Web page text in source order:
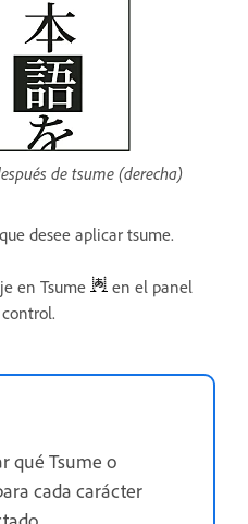
de tsume (derecha)
desee aplicar tsume.
en Tsume
en el panel
qué Tsume o
cada carácter